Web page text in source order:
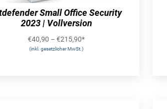
Small Office Security
2023 | Vollversion
€40,90 –€215,90*
(inkl. gesetzlicher MwSt.)